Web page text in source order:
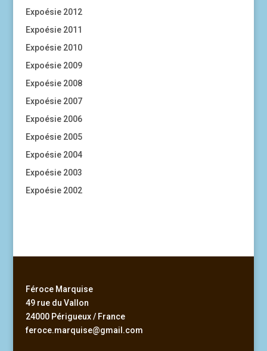
Expoésie 2012
Expoésie 2011
Expoésie 2010
Expoésie 2009
Expoésie 2008
Expoésie 2007
Expoésie 2006
Expoésie 2005
Expoésie 2004
Expoésie 2003
Expoésie 2002
Féroce Marquise
49 rue du Vallon
24000 Périgueux / France
feroce.marquise@gmail.com